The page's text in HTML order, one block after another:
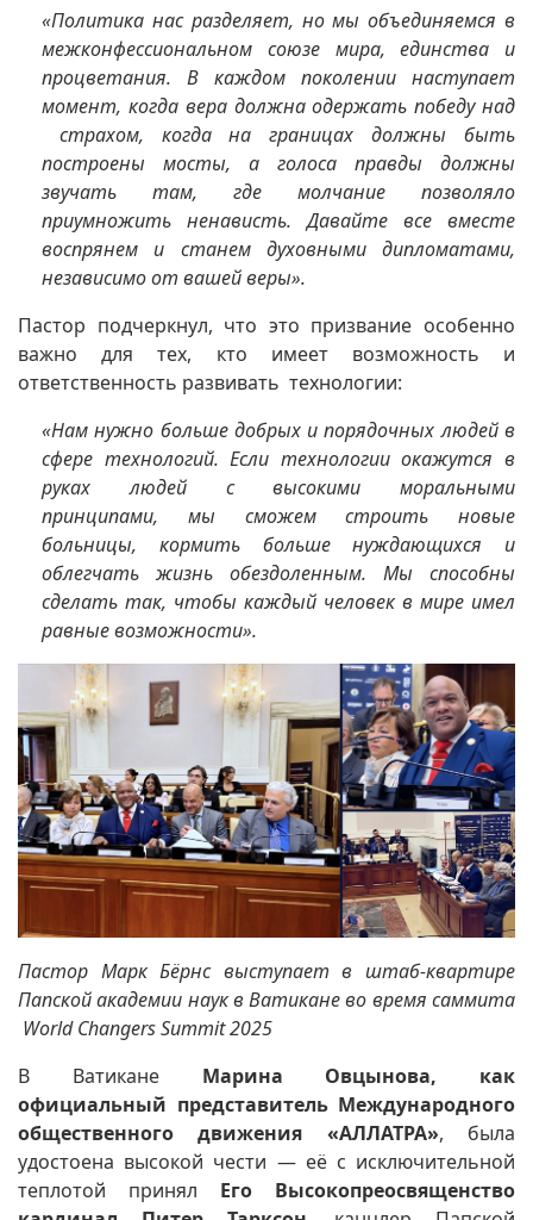
«Политика нас разделяет, но мы объединяемся в
межконфессиональном союзе мира, единства и
процветания. В каждом поколении наступает
момент, когда вера должна одержать победу над
страхом, когда на границах должны быть
построены мосты, а голоса правды должны
звучать там, где молчание позволяло
приумножить ненависть. Давайте все вместе
воспрянем и станем духовными дипломатами,
независимо от вашей веры».
Пастор подчеркнул, что это призвание особенно
важно для тех, кто имеет возможность и
ответственность развивать технологии:
«Нам нужно больше добрых и порядочных людей в
сфере технологий.Если технологии окажутся в
руках людей с высокими моральными
принципами, мы сможем строить новые
больницы, кормить больше нуждающихся и
облегчать жизнь обездоленным. Мы способны
сделать так, чтобы каждый человек в мире имел
равные возможности».
Пастор Марк Бёрнс выступает в штаб-квартире
Папской академии наук в Ватикане во время саммита
World Changers Summit 2025
В Ватикане Марина Овцынова, как
официальный представитель Международного
общественного движения «АЛЛАТРА», была
удостоена высокой чести — её с исключительной
теплотой принял Его Высокопреосвященство